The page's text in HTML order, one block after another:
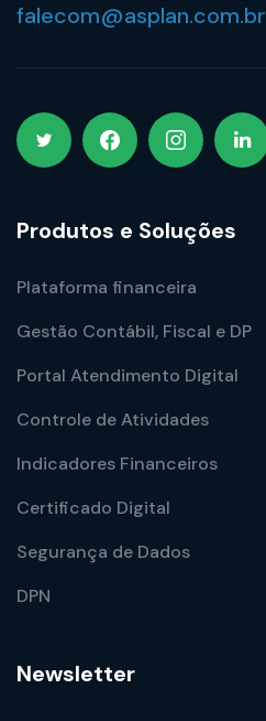
falecom@asplan.com.br
Produtos e Soluções
Plataforma financeira
Gestão Contábil, Fiscal e DP
Portal Atendimento Digital
Controle de Atividades
Indicadores Financeiros
Certificado Digital
Segurança de Dados
DPN
Newsletter